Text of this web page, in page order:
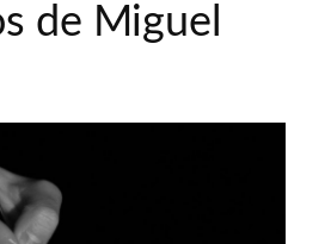
de Miguel